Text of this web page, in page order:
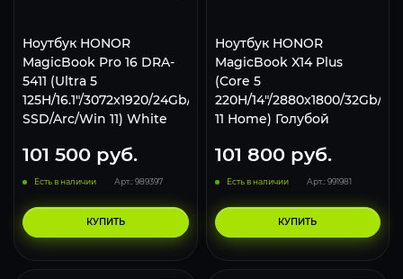
Ноутбук HONOR
MagicBook Pro 16 DRA-
5411 (Ultra 5
125H/16.1"/3072x1920/24Gb/2Tb
SSD/Arc/Win 11) White
101 500 руб.
Есть в наличии Арт.: 989397
КУПИТЬ
Ноутбук HONOR
MagicBook X14 Plus
(Core 5
220H/14"/2880x1800/32Gb/
11 Home) Голубой
101 800руб.
Есть в наличии Арт.: 991981
КУПИТЬ